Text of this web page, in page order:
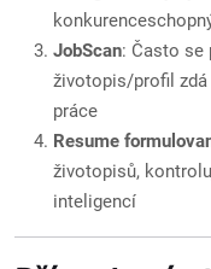
JobScan: Často se
životopis/profil
práce
Resume
životopisů,
inteligencí